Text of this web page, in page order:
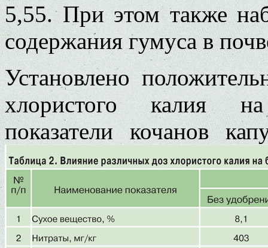
5,55. При этом также
содержания гумуса в
Установлено
хлористого калия
показатели кочанов